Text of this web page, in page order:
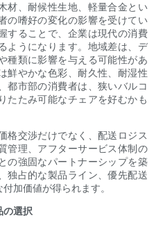
材、耐候性生地、軽量合金とい
の嗜好の変化の影響を受けてい
することで、企業は現代の消費
ようになります。地域差は、デ
種類に影響を与える可能性があ
鮮やかな色彩、耐久性、耐湿性
都市部の消費者は、狭いバルコ
たたみ可能なチェアを好むかも
格交渉だけでなく、配送ロジス
管理、アフターサービス体制の
の強固なパートナーシップを築
独占的な製品ライン、優先配送
加価値が得られます。
の選択